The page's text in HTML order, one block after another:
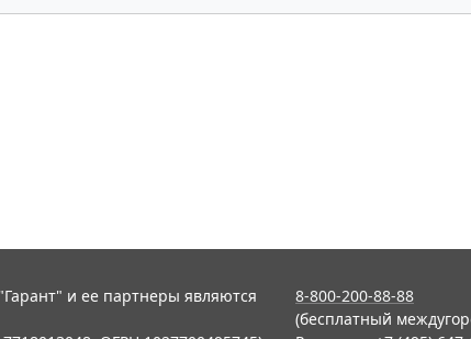
и ее партнеры являются
8-800-200-88-88
(бесплатный